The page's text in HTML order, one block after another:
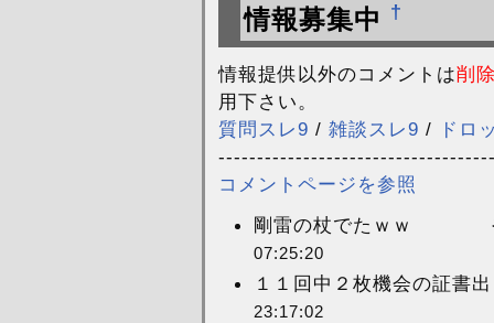
情報募集中 †
情報提供以外のコメントは削
用下さい。
質問スレ9 / 雑談スレ9 /
ドロ
コメントページを参照
剛雷の杖でたｗｗ
07:25:20
１１回中２枚機会の証書
23:17:02